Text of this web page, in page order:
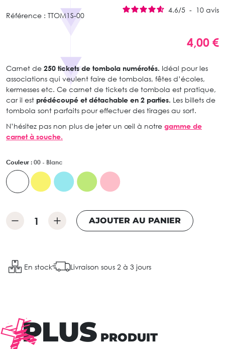
Référence : TTOM1S-00
4.6/5 - 10 avis
4,00 €
Carnet de 250 tickets de tombola numérotés. Idéal pour les
associations qui veulent faire de tombolas, fêtes d’écoles,
kermesses etc. Ce carnet de tickets de tombola est pratique,
car il est prédécoupé et détachable en 2 parties. Les billets de
tombola sont parfaits pour effectuer des tirages au sort.
N’hésitez pas non plus de jeter un œil à notre gamme de
carnet à souche.
Couleur : 00 - Blanc
AJOUTER AU PANIER
En stock Livraison sous 2 à 3 jours
PLUS PRODUIT